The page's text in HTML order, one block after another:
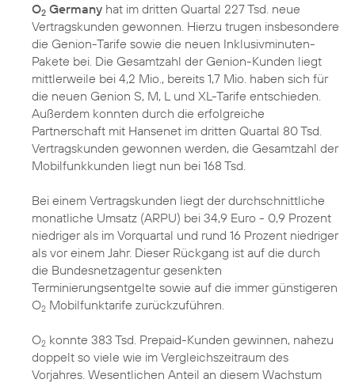
O2 Germany hat im dritten Quartal 227 Tsd. neue
Vertragskunden gewonnen. Hierzu trugen insbesondere
die Genion-Tarife sowie die neuen Inklusivminuten-
Pakete bei. Die Gesamtzahl der Genion-Kunden liegt
mittlerweile bei 4,2 Mio., bereits 1,7 Mio. haben sich für
die neuen Genion S, M, L und XL-Tarife entschieden.
Außerdem konnten durch die erfolgreiche
Partnerschaft mit Hansenet im dritten Quartal 80 Tsd.
Vertragskunden gewonnen werden, die Gesamtzahl der
Mobilfunkkunden liegt nun bei 168 Tsd.
Bei einem Vertragskunden liegt der durchschnittliche
monatliche Umsatz (ARPU) bei 34,9 Euro - 0,9 Prozent
niedriger als im Vorquartal und rund 16 Prozent niedriger
als vor einem Jahr. Dieser Rückgang ist auf die durch
die Bundesnetzagentur gesenkten
Terminierungsentgelte sowie auf die immer günstigeren
O2 Mobilfunktarife zurückzuführen.
O2 konnte 383 Tsd. Prepaid-Kunden gewinnen, nahezu
doppelt so viele wie im Vergleichszeitraum des
Vorjahres. Wesentlichen Anteil an diesem Wachstum